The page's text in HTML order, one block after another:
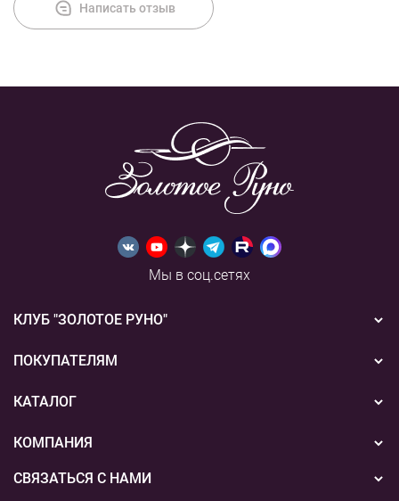
Написать отзыв
Мы в соц.сетях
КЛУБ "ЗОЛОТОЕ РУНО"
Новости
Акции
ПОКУПАТЕЛЯМ
Бонусная система
Подарочные сертификаты
Способы оплаты
КАТАЛОГ
Вышивка
Пряжа
КОМПАНИЯ
О нас
СВЯЗАТЬСЯ С НАМИ